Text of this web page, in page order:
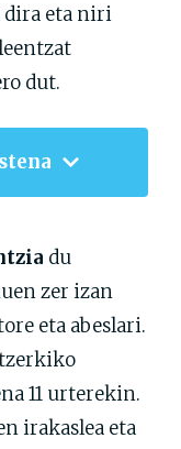
dira eta niri
dut.
du
zer izan
eta abeslari.
11 urterekin.
irakaslea eta